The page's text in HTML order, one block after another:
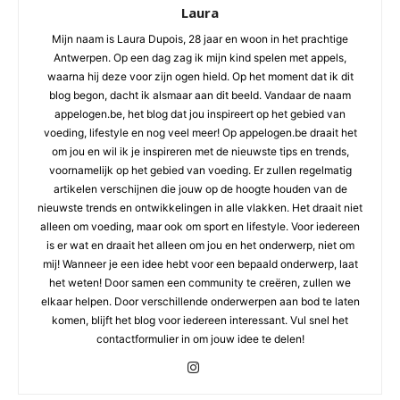
Laura
Mijn naam is Laura Dupois, 28 jaar en woon in het prachtige
Antwerpen. Op een dag zag ik mijn kind spelen met appels,
waarna hij deze voor zijn ogen hield. Op het moment dat ik dit
blog begon, dacht ik alsmaar aan dit beeld. Vandaar de naam
appelogen.be, het blog dat jou inspireert op het gebied van
voeding, lifestyle en nog veel meer! Op appelogen.be draait het
om jou en wil ik je inspireren met de nieuwste tips en trends,
voornamelijk op het gebied van voeding. Er zullen regelmatig
artikelen verschijnen die jouw op de hoogte houden van de
nieuwste trends en ontwikkelingen in alle vlakken. Het draait niet
alleen om voeding, maar ook om sport en lifestyle. Voor iedereen
is er wat en draait het alleen om jou en het onderwerp, niet om
mij! Wanneer je een idee hebt voor een bepaald onderwerp, laat
het weten! Door samen een community te creëren, zullen we
elkaar helpen. Door verschillende onderwerpen aan bod te laten
komen, blijft het blog voor iedereen interessant. Vul snel het
contactformulier in om jouw idee te delen!